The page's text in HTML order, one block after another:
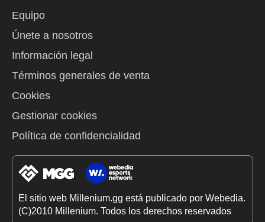
Equipo
Únete a nosotros
Información legal
Términos generales de venta
Cookies
Gestionar cookies
Política de confidencialidad
El sitio web Millenium.gg está publicado por Webedia.
(C)2010 Millenium. Todos los derechos reservados